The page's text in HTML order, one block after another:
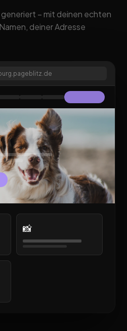
generiert – mit deinen echten
deiner Adresse
📸